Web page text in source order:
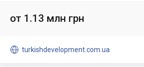
от 1.13 млн грн
 turkishdevelopment.com.ua